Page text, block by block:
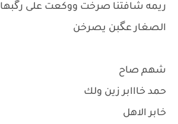
ريمه شافتنا صرخت ووكعت على رگبها
الصغار عگبن يصرخن
شهم صاح
حمد خااابر زين ولك
خابر الاهل